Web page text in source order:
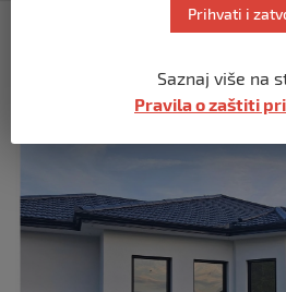
Prihvati i
Saznaj više na
Pravila o zaštiti